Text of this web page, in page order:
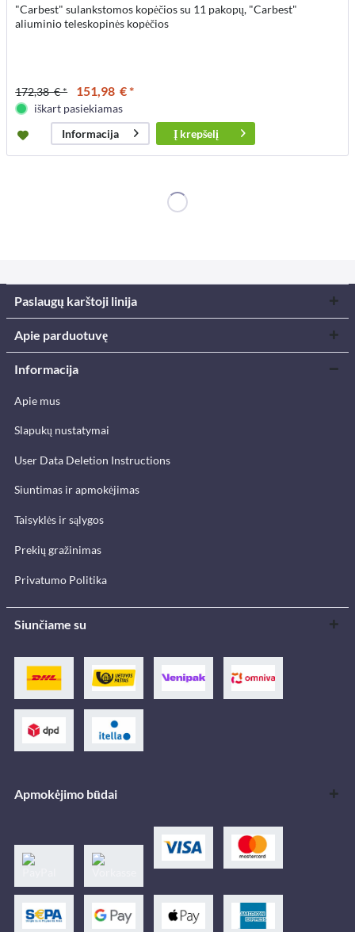
"Carbest" sulankstomos kopėčios su 11 pakopų, "Carbest"
aliuminio teleskopinės kopėčios
172,38 € * 151,98 € *
iškart pasiekiamas
Informacija
Į krepšelį
Paslaugų karštoji linija
Apie parduotuvę
Informacija
Apie mus
Slapukų nustatymai
User Data Deletion Instructions
Siuntimas ir apmokėjimas
Taisyklės ir sąlygos
Prekių gražinimas
Privatumo Politika
Siunčiame su
Apmokėjimo būdai